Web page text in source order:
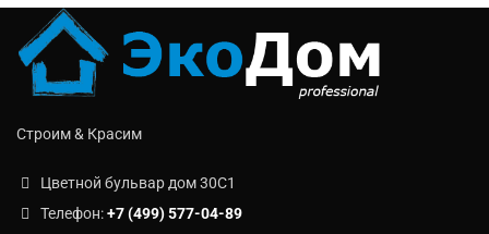
Строим & Красим
Цветной бульвар дом 30C1
Телефон:+7 (499) 577-04-89